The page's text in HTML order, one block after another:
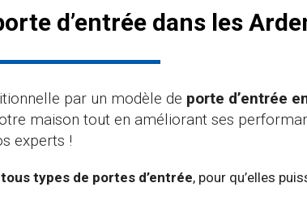
d’entrée dans les
par un modèle de porte d’entrée
maison tout en améliorant ses
experts !
types de portes d’entrée, pour qu’elles